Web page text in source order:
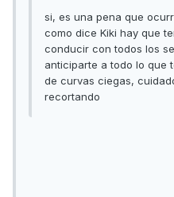
si, es una pena que
como dice Kiki hay que
conducir con todos los
anticiparte a todo lo que
de curvas ciegas,
recortando